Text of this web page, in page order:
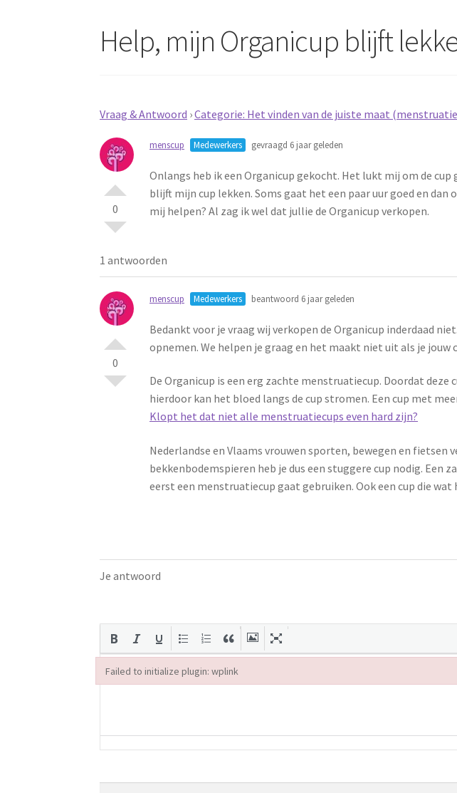
Help, mijn Organicup blijft
Vraag & Antwoord ›Categorie: Het vinden van de juiste maat
0
menscup Medewerkers gevraagd 6 jaar geleden
Onlangs heb ik een Organicup gekocht. Het lukt mij om de
blijft mijn cup lekken. Soms gaat het een paar uur goed en
mij helpen? Al zag ik wel dat jullie de Organicup verkopen.
1 antwoorden
0
menscup Medewerkers beantwoord 6 jaar geleden
Bedankt voor je vraag wij verkopen de Organicup inderdaad
opnemen. We helpen je graag en het maakt niet uit als je jouw
De Organicup is een erg zachte menstruatiecup. Doordat
hierdoor kan het bloed langs de cup stromen. Een cup met
Klopt het dat niet alle menstruatiecups even hard zijn?
Nederlandse en Vlaams vrouwen sporten, bewegen en fietsen
bekkenbodemspieren heb je dus een stuggere cup nodig.
eerst een menstruatiecup gaat gebruiken. Ook een cup die
Je antwoord
Failed to initialize plugin: wplink
Failed to initialize plugin: wplink